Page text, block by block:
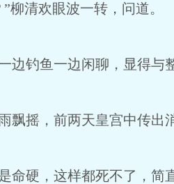
清欢眼波一转，问道。
钓鱼一边闲聊，显得与整
摇，前两天皇宫中传出
硬，这样都死不了，简直